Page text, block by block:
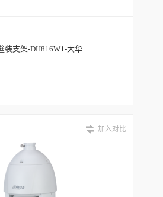
装支架-DH816W1-大华
加入对比